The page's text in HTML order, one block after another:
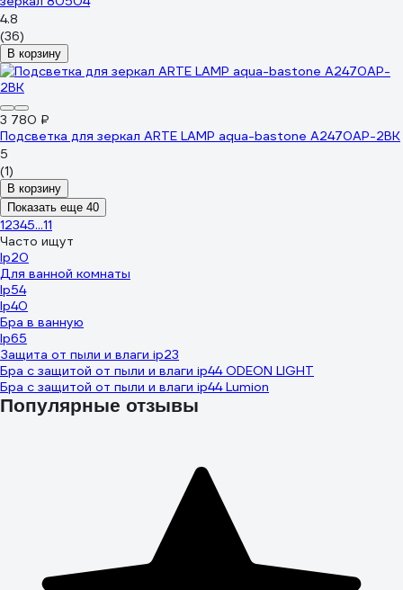
4.8
(36)
В корзину
3 780 ₽
Подсветка для зеркал ARTE LAMP aqua-bastone A2470AP-2BK
5
(1)
В корзину
Показать еще 40
12345...11
Часто ищут
Ip20
Для ванной комнаты
Ip54
Ip40
Бра в ванную
Ip65
Защита от пыли и влаги ip23
Бра с защитой от пыли и влаги ip44 ODEON LIGHT
Бра с защитой от пыли и влаги ip44 Lumion
Популярные отзывы